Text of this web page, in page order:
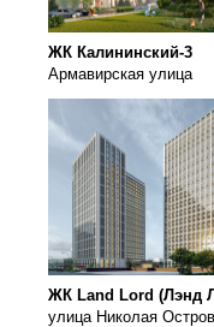
ЖК Калининский-3
Армавирская улица
ЖК Land Lord (Лэнд
улица Николая